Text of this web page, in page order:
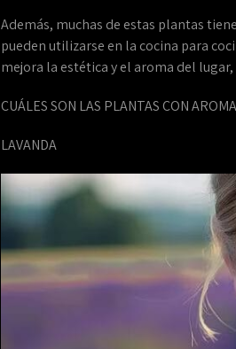
Además, muchas de estas plantas
pueden utilizarse en la cocina para
mejora la estética y el aroma del
CUÁLES SON LAS PLANTAS CON
LAVANDA